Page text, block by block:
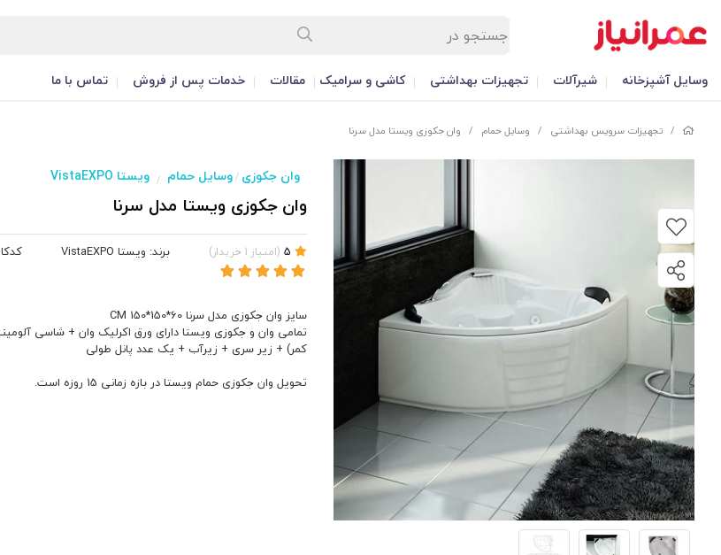
وسایل آشپزخانه شیرآلات تجهیزات بهداشتی کاشی و سرامیک مقالات خدمات پس از فروش تماس با ما
/ تجهیزات سرویس بهداشتی / وسایل حمام / وان جکوزی ویستا مدل سرنا
وان جکوزی /وسایل حمام / ویستا VistaEXPO
وان جکوزی ویستا مدل سرنا
(امتیاز 1 خریدار) برند: ویستا VistaEXPO
سایز وان جکوزی مدل سرنا 60*150*150 CM
تمامی وان و جکوزی ویستا دارای ورق اکرلیک وان + شاسی
کمر) + زیر سری + زیرآب + یک عدد پانل طولی
تحویل وان جکوزی حمام ویستا در بازه زمانی 15 روزه است.